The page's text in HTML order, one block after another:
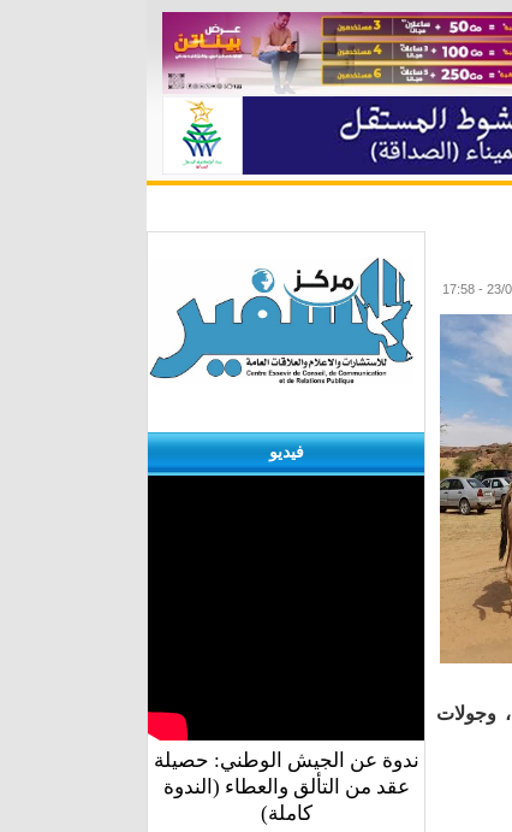
وجولات
فيديو
ندوة عن الجيش الوطني: حصيلة
عقد من التألق والعطاء (الندوة
كاملة)